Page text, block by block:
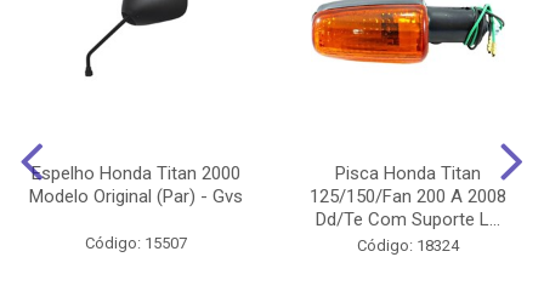
Espelho Honda Titan 2000
Modelo Original (Par) - Gvs
Código: 15507
Pisca Honda Titan
125/150/Fan 200 A 2008
Dd/Te Com Suporte L...
Código: 18324